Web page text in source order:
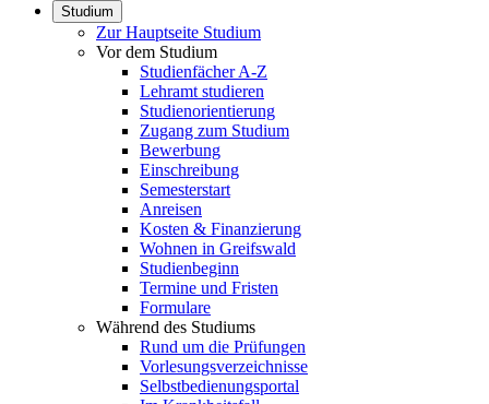
Studium
Zur Hauptseite Studium
Vor dem Studium
Studienfächer A-Z
Lehramt studieren
Studienorientierung
Zugang zum Studium
Bewerbung
Einschreibung
Semesterstart
Anreisen
Kosten & Finanzierung
Wohnen in Greifswald
Studienbeginn
Termine und Fristen
Formulare
Während des Studiums
Rund um die Prüfungen
Vorlesungsverzeichnisse
Selbstbedienungsportal